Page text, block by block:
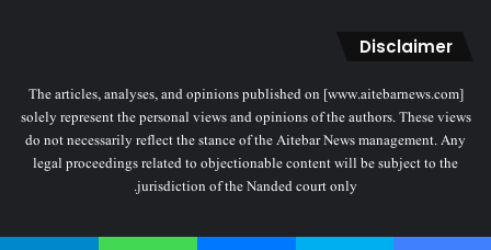
Disclaimer
The articles, analyses, and opinions published on [www.aitebarnews.com]
solely represent the personal views and opinions of the authors. These views
do not necessarily reflect the stance of the Aitebar News management. Any
legal proceedings related to objectionable content will be subject to the
jurisdiction of the Nanded court only.